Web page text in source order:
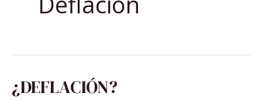
¿DEFLACIÓN?
¿DEFLACIÓN?